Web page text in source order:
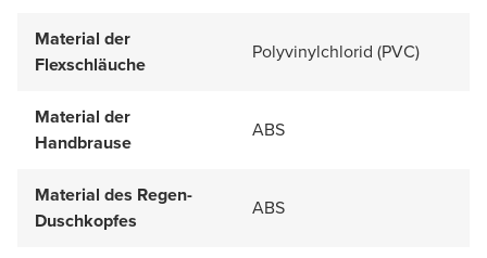
Material der
Flexschläuche
Polyvinylchlorid (PVC)
Material der
Handbrause
ABS
Material des Regen-
Duschkopfes
ABS